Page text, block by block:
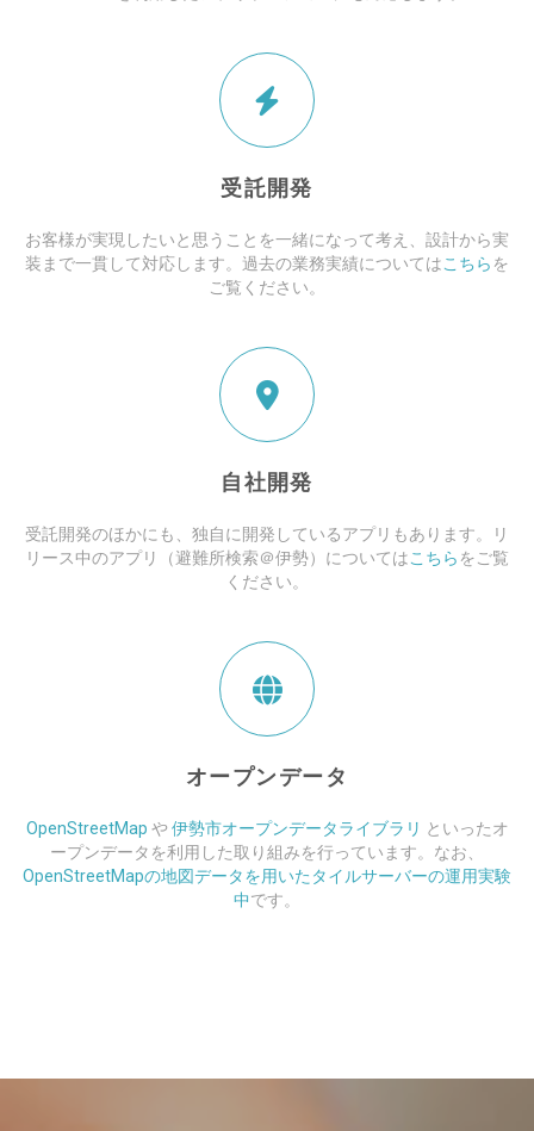
受託開発
お客様が実現したいと思うことを一緒になって考え、設計から実
装まで一貫して対応します。過去の業務実績についてはこちら を
ご覧ください。
自社開発
受託開発のほかにも、独自に開発しているアプリもあります。リ
リース中のアプリ（避難所検索＠伊勢）についてはこちら をご覧
ください。
オープンデータ
OpenStreetMap や伊勢市オープンデータライブラリ といったオ
ープンデータを利用した取り組みを行っています。なお、
OpenStreetMapの地図データを用いたタイルサーバーの運用実験
中です。